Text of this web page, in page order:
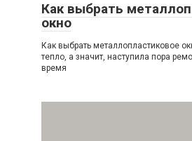
Как выбрать
окно
Как выбрать металлопластиковое
тепло, а значит, наступила пора
время